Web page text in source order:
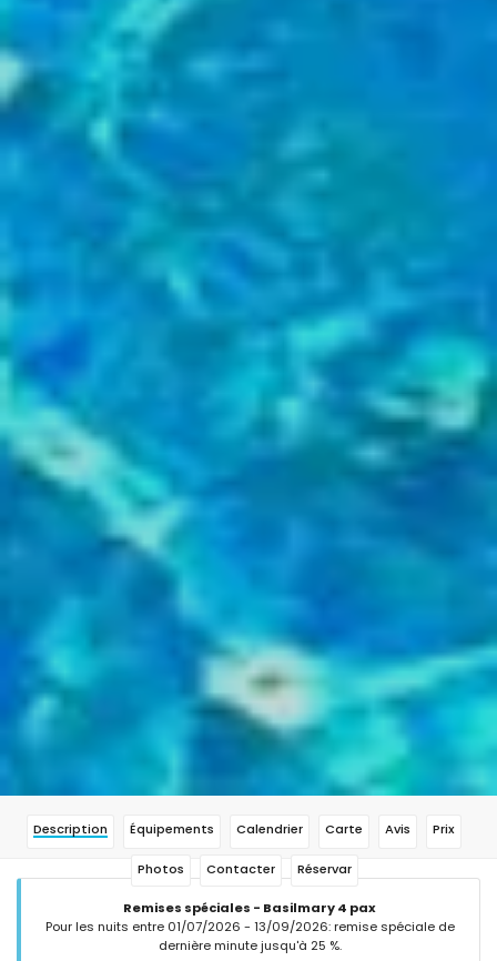
Description Équipements Calendrier Carte Avis Prix
Photos Contacter Réservar
Remises spéciales - Basilmary 4 pax
Pour les nuits entre 01/07/2026 - 13/09/2026: remise spéciale de
dernière minute jusqu'à 25 %.